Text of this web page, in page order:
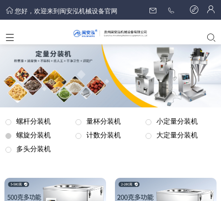
您好，欢迎来到闽安泓机械设备官网
螺杆分装机 量杯分装机
小定量分装机
螺旋分装机
计数分装机
大定量分装机
多头分装机